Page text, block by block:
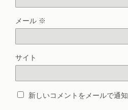
メール ※
サイト
新しいコメントをメールで通知